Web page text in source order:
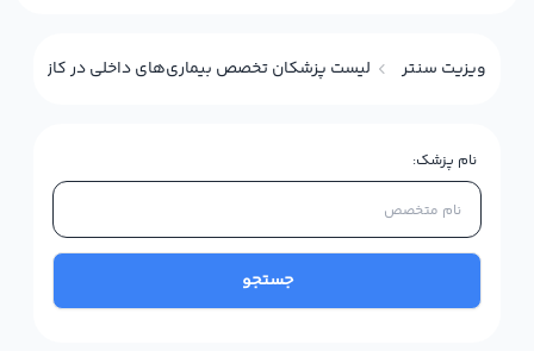
ویزیت سنتر لیست پزشکان تخصص بیماری‌های داخلی در کازرون
نام پزشک:
جستجو